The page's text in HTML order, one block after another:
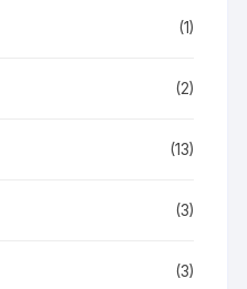
(1)
(2)
(13)
(3)
(3)